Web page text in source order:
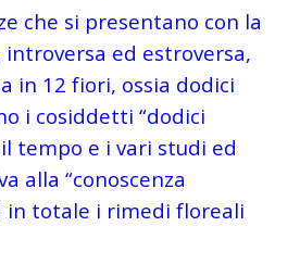
che si presentano con la
ed estroversa,
in 12 fiori, ossia dodici
i cosiddetti “dodici
tempo e i vari studi ed
alla “conoscenza
in totale i rimedi floreali